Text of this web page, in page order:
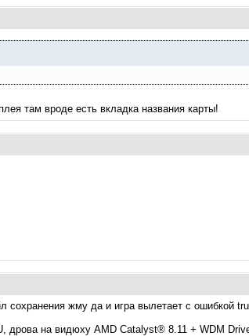
там вроде есть вкладка названия карты!
сохранения жму да и игра вылетает с ошибкой
на видюху AMD Catalyst® 8.11 + WDM